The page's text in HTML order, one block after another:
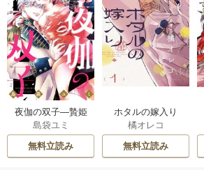
夜伽の双子―贄姫
は二人の王子に愛
される―
島袋ユミ
無料立読み
ホタルの嫁入り
橘オレコ
無料立読み